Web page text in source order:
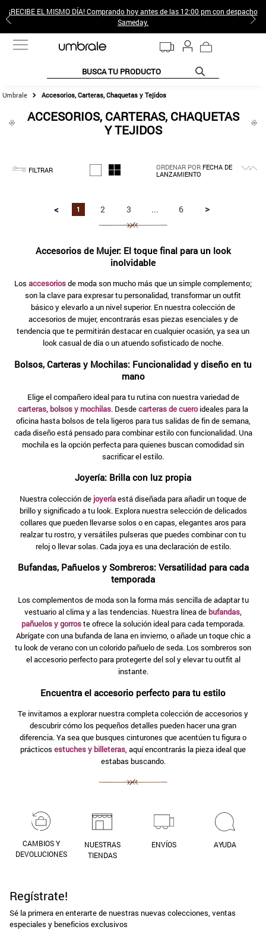
¡RECIBE EL MISMO DÍA! Comprando hoy antes de las 12:00 pm con despacho
Sameday.
BUSCA TU PRODUCTO
Accesorios, Carteras, Chaquetas y Tejidos
ACCESORIOS, CARTERAS, CHAQUETAS
Y TEJIDOS
FILTRAR ORDENAR POR FECHA DE
LANZAMIENTO
< 1 2 3 ... 6 >
Accesorios de Mujer: El toque final para un look
inolvidable
Los accesoriosde moda son mucho más que un simple complemento;
son la clave para expresar tu personalidad, transformar un outfit
básico y elevarlo a un nivel superior. En nuestra colección de
accesorios de mujer, encontrarás esas piezas esenciales y de
tendencia que te permitirán destacar en cualquier ocasión, ya sea un
look casual de día o un atuendo sofisticado de noche.
Bolsos, Carteras y Mochilas: Funcionalidad y diseño en tu
mano
Elige el compañero ideal para tu rutina con nuestra variedad de
carteras, bolsos y mochilas. Desdecarteras de cueroideales para la
oficina hasta bolsos de tela ligeros para tus salidas de fin de semana,
cada diseño está pensado para combinar estilo con funcionalidad. Una
mochila es la opción perfecta para quienes buscan comodidad sin
sacrificar el estilo.
Joyería: Brilla con luz propia
Nuestra colección de joyeríaestá diseñada para añadir un toque de
brillo y significado a tu look. Explora nuestra selección de delicados
collares que pueden llevarse solos o en capas, elegantes aros para
realzar tu rostro, y versátiles pulseras que puedes combinar con tu
reloj o llevar solas. Cada joya es una declaración de estilo.
Bufandas, Pañuelos y Sombreros: Versatilidad para cada
temporada
Los complementos de moda son la forma más sencilla de adaptar tu
vestuario al clima y a las tendencias. Nuestra línea de bufandas,
pañuelos y gorroste ofrece la solución ideal para cada temporada.
Abrígate con una bufanda de lana en invierno, o añade un toque chic a
tu look de verano con un colorido pañuelo de seda. Los sombreros son
el accesorio perfecto para protegerte del sol y elevar tu outfit al
instante.
Encuentra el accesorio perfecto para tu estilo
Te invitamos a explorar nuestra completa colección de accesorios y
descubrir cómo los pequeños detalles pueden hacer una gran
diferencia. Ya sea que busques cinturones que acentúen tu figura o
prácticos estuches y billeteras, aquí encontrarás la pieza ideal que
estabas buscando.
CAMBIOS Y
DEVOLUCIONES
NUESTRAS
TIENDAS
ENVÍOS AYUDA
Regístrate!
Sé la primera en enterarte de nuestras nuevas colecciones, ventas
especiales y beneficios exclusivos
TÉRMINOS MÁS BUSCADOS
1.
jeans pantalones
9.
aros
10 . blanco